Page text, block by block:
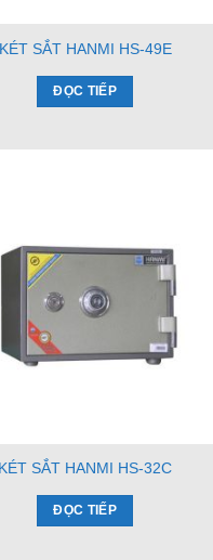
SẮT HANMI HS-49E
ĐỌC TIẾP
SẮT HANMI HS-32C
ĐỌC TIẾP